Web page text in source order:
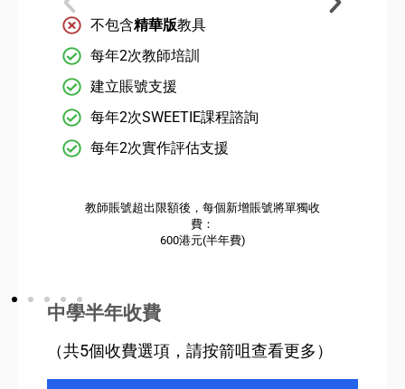
不包含精華版教具
每年2次教師培訓
建立賬號支援
每年2次SWEETIE課程諮詢
每年2次實作評估支援
教師賬號超出限額後，每個新增賬號將單獨收
費：
600港元(半年費)
中學半年收費
（共5個收費選項，請按箭咀查看更多）